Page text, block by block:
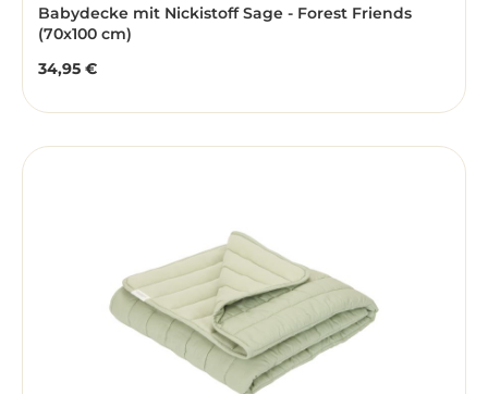
Babydecke mit Nickistoff Sage - Forest Friends
(70x100 cm)
Regulärer Preis:
34,95 €